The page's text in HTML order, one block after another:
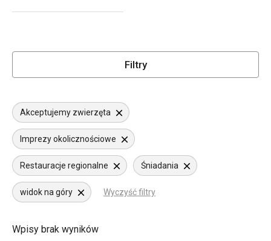
Filtry
Akceptujemy zwierzęta
Imprezy okolicznościowe
Restauracje regionalne Śniadania
widok na góry Wyczyść filtry
Wpisy brak wyników